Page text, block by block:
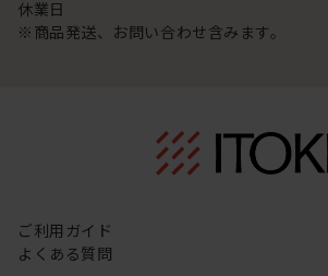
休業日
※商品発送、お問い合わせ含みます。
ご利用ガイド
よくある質問